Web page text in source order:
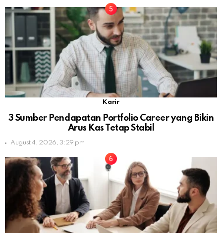
Karir
3 Sumber Pendapatan Portfolio Career yang Bikin
Arus Kas Tetap Stabil
August 4, 2026, 3:29 pm